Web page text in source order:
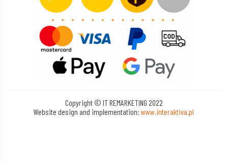
Copyright © IT REMARKETING 2022
Website design and implementation:www.interaktiva.pl